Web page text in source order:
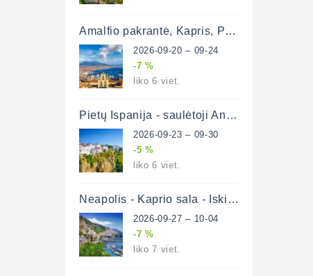
Amalfio pakrantė, Kapris, Pompėja ir Neapolis 5 d. (lėktuvu)
2026-09-20 – 09-24
-7 %
liko 6 viet.
Pietų Ispanija - saulėtoji Andalūzija 8 d. (lėktuvu)
2026-09-23 – 09-30
-5 %
liko 6 viet.
Neapolis - Kaprio sala - Iskijos sala - Amalfio pakrantė 8 d. (lėktuvu)
2026-09-27 – 10-04
-7 %
liko 7 viet.